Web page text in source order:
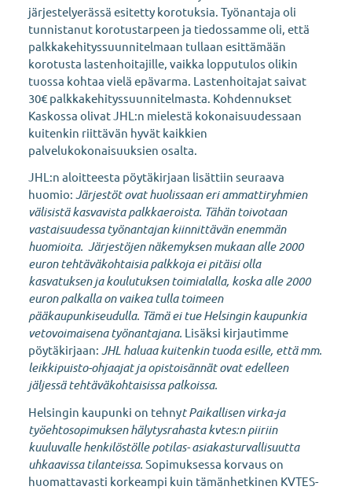
järjestelyerässä esitetty korotuksia. Työnantaja oli
tunnistanut korotustarpeen ja tiedossamme oli, että
palkkakehityssuunnitelmaan tullaan esittämään
korotusta lastenhoitajille, vaikka lopputulos olikin
tuossa kohtaa vielä epävarma. Lastenhoitajat saivat
30€ palkkakehityssuunnitelmasta. Kohdennukset
Kaskossa olivat JHL:n mielestä kokonaisuudessaan
kuitenkin riittävän hyvät kaikkien
palvelukokonaisuuksien osalta.
JHL:n aloitteesta pöytäkirjaan lisättiin seuraava
huomio: Järjestöt ovat huolissaan eri ammattiryhmien
välisistä kasvavista palkkaeroista. Tähän toivotaan
vastaisuudessa työnantajan kiinnittävän enemmän
huomioita. Järjestöjen näkemyksen mukaan alle 2000
euron tehtäväkohtaisia palkkoja ei pitäisi olla
kasvatuksen ja koulutuksen toimialalla, koska alle 2000
euron palkalla on vaikea tulla toimeen
pääkaupunkiseudulla. Tämä ei tue Helsingin kaupunkia
vetovoimaisena työnantajana. Lisäksi kirjautimme
pöytäkirjaan: JHL haluaa kuitenkin tuoda esille, että mm.
leikkipuisto-ohjaajat ja opistoisännät ovat edelleen
jäljessä tehtäväkohtaisissa palkoissa.
Helsingin kaupunki on tehnyt Paikallisen virka-ja
työehtosopimuksen hälytysrahasta kvtes:n piiriin
kuuluvalle henkilöstölle potilas- asiakasturvallisuutta
uhkaavissa tilanteissa. Sopimuksessa korvaus on
huomattavasti korkeampi kuin tämänhetkinen KVTES-